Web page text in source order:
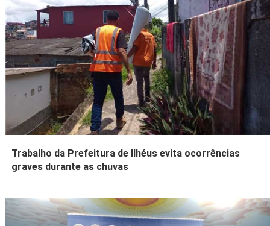
Trabalho da Prefeitura de Ilhéus evita ocorrências
graves durante as chuvas